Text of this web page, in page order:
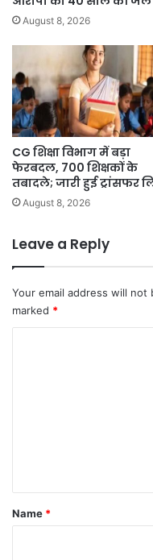
August 8, 2026
CG शिक्षा विभाग में बड़ा
फेरबदल, 700 शिक्षकों के
तबादले; जारी हुई ट्रांसफर
August 8, 2026
Leave a Reply
Your email address will not
marked *
*
Name *